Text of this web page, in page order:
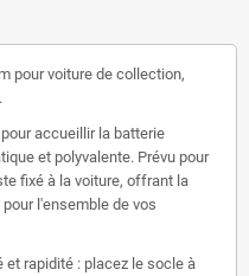
pour voiture de collection,
accueillir la batterie
et polyvalente. Prévu pour
fixé à la voiture, offrant la
l'ensemble de vos
rapidité : placez le socle à